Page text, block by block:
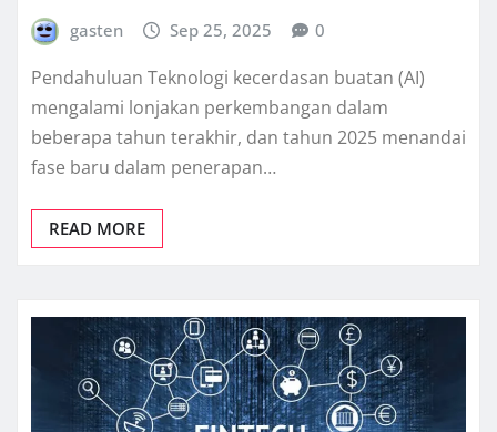
gasten Sep 25, 2025 0
Pendahuluan Teknologi kecerdasan buatan (AI)
mengalami lonjakan perkembangan dalam
beberapa tahun terakhir, dan tahun 2025 menandai
fase baru dalam penerapan…
READ MORE